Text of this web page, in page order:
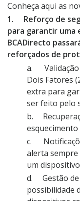
Conheça aqui as
1. Reforço de
para garantir uma
BCADirecto
reforçados de
a. Validação
Dois Fatores
extra para
ser feito pelo
b.
c.
alerta sempre
um
d. Gestão de
possibilidade